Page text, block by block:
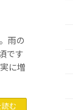
雨の
です
に増
む